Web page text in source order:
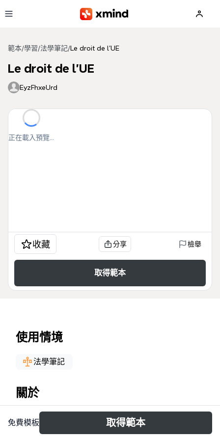
範本/學習/法學筆記/Le droit de l'UE
Le droit de l'UE
EyzFhxeUrd
正在載入預覽...
收藏 分享 檢舉
取得範本
使用情境
法學筆記
關於
Cette mind map dédiée au droit de l'Union
européenne couvre 40 nœuds répartis en trois
免費模板 取得範本